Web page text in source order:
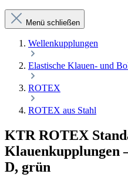
Menü schließen
Wellenkupplungen
Elastische Klauen- und
ROTEX
ROTEX aus Stahl
KTR ROTEX
Klauenkupplungen
D, grün